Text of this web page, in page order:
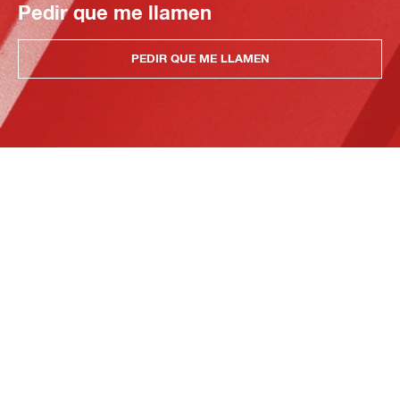
Pedir que me llamen
PEDIR QUE ME LLAMEN